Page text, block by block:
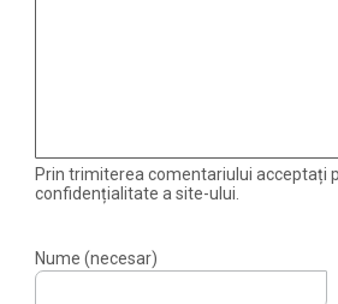
Prin trimiterea comentariului acceptați
confidențialitate a site-ului.
Nume (necesar)